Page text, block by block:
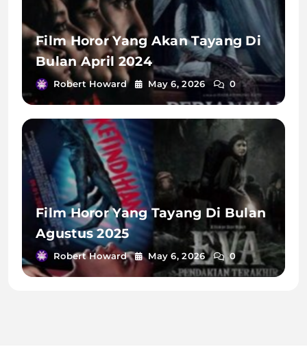
Film Horor Yang Akan Tayang Di
Bulan April 2024
Robert Howard May 6, 2026 0
Film Horor Yang Tayang Di Bulan
Agustus 2025
Robert Howard May 6, 2026 0